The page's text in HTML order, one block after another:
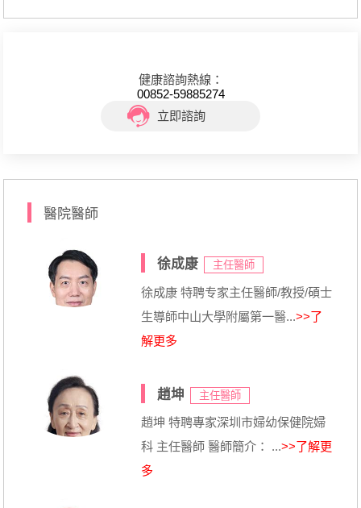
健康諮詢熱線：
00852-59885274
立即諮詢
醫院醫師
徐成康 主任醫師
徐成康 特聘专家主任醫師/教授/碩士
生導師中山大學附屬第一醫...>>了
解更多
趙坤 主任醫師
趙坤 特聘專家深圳市婦幼保健院婦
科 主任醫師 醫師簡介： ...>>了解更
多